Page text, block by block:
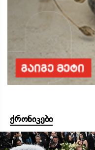
ქრონიკები